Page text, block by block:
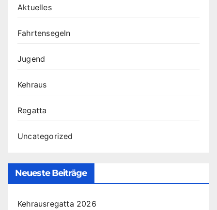
Aktuelles
Fahrtensegeln
Jugend
Kehraus
Regatta
Uncategorized
Neueste Beiträge
Kehrausregatta 2026